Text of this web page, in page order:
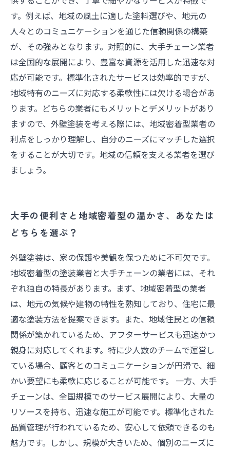
す。例えば、地域の風土に適した塗料選びや、地元の
人々とのコミュニケーションを通じた信頼関係の構築
が、その強みとなります。対照的に、大手チェーン業者
は全国的な展開により、豊富な資源を活用した迅速な対
応が可能です。標準化されたサービスは効率的ですが、
地域特有のニーズに対応する柔軟性には欠ける場合があ
ります。どちらの業者にもメリットとデメリットがあり
ますので、外壁塗装を考える際には、地域密着型業者の
利点をしっかり理解し、自分のニーズにマッチした選択
をすることが大切です。地域の信頼を支える業者を選び
ましょう。
大手の便利さと地域密着型の温かさ、あなたは
どちらを選ぶ？
外壁塗装は、家の保護や美観を保つために不可欠です。
地域密着型の塗装業者と大手チェーンの業者には、それ
ぞれ独自の特長があります。まず、地域密着型の業者
は、地元の気候や建物の特性を熟知しており、住宅に最
適な塗装方法を提案できます。また、地域住民との信頼
関係が築かれているため、アフターサービスも迅速かつ
親身に対応してくれます。特に少人数のチームで運営し
ている場合、顧客とのコミュニケーションが円滑で、細
かい要望にも柔軟に応じることが可能です。 一方、大手
チェーンは、全国規模でのサービス展開により、大量の
リソースを持ち、迅速な施工が可能です。標準化された
品質管理が行われているため、安心して依頼できるのも
魅力です。しかし、規模が大きいため、個別のニーズに